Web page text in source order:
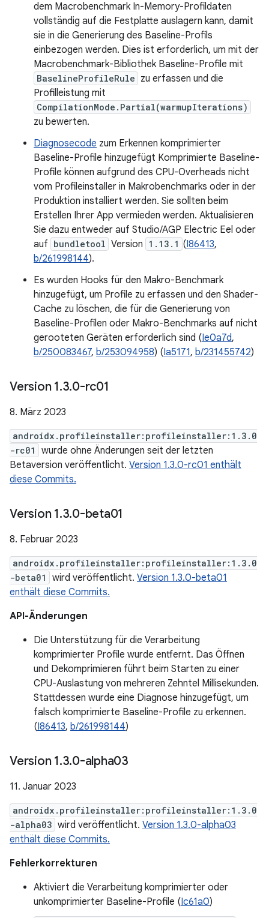
dem Macrobenchmark In-Memory-Profildaten
vollständig auf die Festplatte auslagern kann, damit
sie in die Generierung des Baseline-Profils
einbezogen werden. Dies ist erforderlich, um mit der
Macrobenchmark-Bibliothek Baseline-Profile mit
BaselineProfileRule zu erfassen und die
Profilleistung mit
CompilationMode.Partial(warmupIterations)
zu bewerten.
Diagnosecode zum Erkennen komprimierter
Baseline-Profile hinzugefügt Komprimierte Baseline-
Profile können aufgrund des CPU-Overheads nicht
vom Profileinstaller in Makrobenchmarks oder in der
Produktion installiert werden. Sie sollten beim
Erstellen Ihrer App vermieden werden. Aktualisieren
Sie dazu entweder auf Studio/AGP Electric Eel oder
auf bundletool Version 1.13.1 (I86413,
b/261998144).
Es wurden Hooks für den Makro-Benchmark
hinzugefügt, um Profile zu erfassen und den Shader-
Cache zu löschen, die für die Generierung von
Baseline-Profilen oder Makro-Benchmarks auf nicht
gerooteten Geräten erforderlich sind (Ie0a7d,
b/250083467, b/253094958) (Ia5171, b/231455742)
Version 1.3.0-rc01
8. März 2023
androidx.profileinstaller:profileinstaller:1.3.0
-rc01
wurde ohne Änderungen seit der letzten
Betaversion veröffentlicht. Version 1.3.0-rc01 enthält
diese Commits.
Version 1.3.0-beta01
8. Februar 2023
androidx.profileinstaller:profileinstaller:1.3.0
-beta01
wird veröffentlicht. Version 1.3.0-beta01
enthält diese Commits.
API-Änderungen
Die Unterstützung für die Verarbeitung
komprimierter Profile wurde entfernt. Das Öffnen
und Dekomprimieren führt beim Starten zu einer
CPU-Auslastung von mehreren Zehntel Millisekunden.
Stattdessen wurde eine Diagnose hinzugefügt, um
falsch komprimierte Baseline-Profile zu erkennen.
(I86413, b/261998144)
Version 1.3.0-alpha03
11. Januar 2023
androidx.profileinstaller:profileinstaller:1.3.0
-alpha03 wird veröffentlicht. Version 1.3.0-alpha03
enthält diese Commits.
Fehlerkorrekturen
Aktiviert die Verarbeitung komprimierter oder
unkomprimierter Baseline-Profile (Ic61a0)